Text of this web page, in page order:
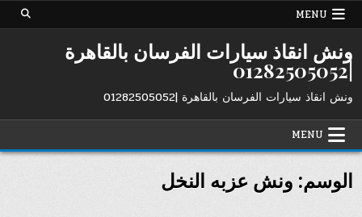
Skip
MENU
ونش انقاذ سيارات الفرسان بالقاهرة
|01282505052
ونش انقاذ سيارات الفرسان بالقاهرة |01282505052
MENU
الوسم: ونش عزبه النخل